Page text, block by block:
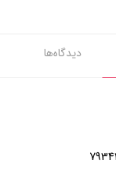
دیدگاه‌ها